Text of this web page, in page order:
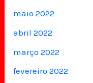
maio 2022
abril 2022
março 2022
fevereiro 2022